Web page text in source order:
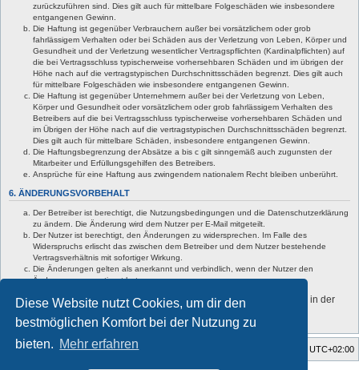
Diese Website nutzt Cookies, um dir den
bestmöglichen Komfort bei der Nutzung zu
bieten. Mehr erfahren
zurückzuführen sind. Dies gilt auch für mittelbare Folgeschäden wie insbesondere
entgangenen Gewinn.
Die Haftung ist gegenüber Verbrauchern außer bei vorsätzlichem oder grob
fahrlässigem Verhalten oder bei Schäden aus der Verletzung von Leben, Körper und
Gesundheit und der Verletzung wesentlicher Vertragspflichten (Kardinalpflichten) auf
die bei Vertragsschluss typischerweise vorhersehbaren Schäden und im übrigen der
Höhe nach auf die vertragstypischen Durchschnittsschäden begrenzt. Dies gilt auch
für mittelbare Folgeschäden wie insbesondere entgangenen Gewinn.
Die Haftung ist gegenüber Unternehmern außer bei der Verletzung von Leben,
Körper und Gesundheit oder vorsätzlichem oder grob fahrlässigem Verhalten des
Betreibers auf die bei Vertragsschluss typischerweise vorhersehbaren Schäden und
im Übrigen der Höhe nach auf die vertragstypischen Durchschnittsschäden begrenzt.
Dies gilt auch für mittelbare Schäden, insbesondere entgangenen Gewinn.
Die Haftungsbegrenzung der Absätze a bis c gilt sinngemäß auch zugunsten der
Mitarbeiter und Erfüllungsgehilfen des Betreibers.
Ansprüche für eine Haftung aus zwingendem nationalem Recht bleiben unberührt.
6. ÄNDERUNGSVORBEHALT
Der Betreiber ist berechtigt, die Nutzungsbedingungen und die Datenschutzerklärung
zu ändern. Die Änderung wird dem Nutzer per E-Mail mitgeteilt.
Der Nutzer ist berechtigt, den Änderungen zu widersprechen. Im Falle des
Widerspruchs erlischt das zwischen dem Betreiber und dem Nutzer bestehende
Vertragsverhältnis mit sofortiger Wirkung.
Die Änderungen gelten als anerkannt und verbindlich, wenn der Nutzer den
Änderungen zugestimmt hat.
Informationen über den Umgang mit deinen persönlichen Daten sind in der
Startseite Foren-Übersicht UTC+02:00